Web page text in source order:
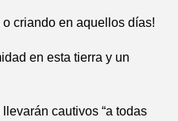
criando en aquellos días!
en esta tierra y un
cautivos “a todas